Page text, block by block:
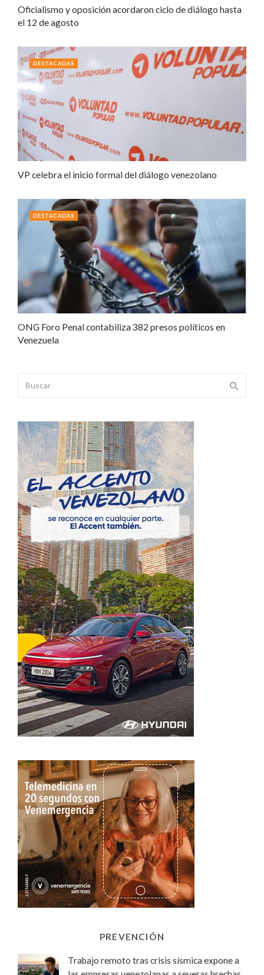
Oficialismo y oposición acordaron ciclo de diálogo hasta
el 12 de agosto
VP celebra el inicio formal del diálogo venezolano
DESTACADAS
ONG Foro Penal contabiliza 382 presos políticos en
Venezuela
DESTACADAS
PREVENCIÓN
Trabajo remoto tras crisis sísmica expone a